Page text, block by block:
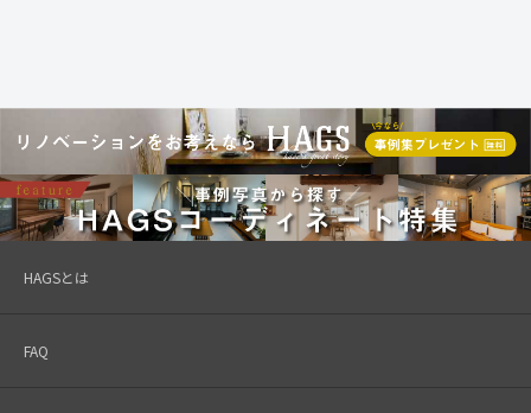
HAGSとは
FAQ